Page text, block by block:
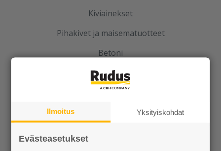
Kiviainekset
Pihakivet ja maisematuotteet
Betoni
Kaivot ja putket
Infraelementit
Porraselementit
Ilmoitus Yksityiskohdat
Evästeasetukset